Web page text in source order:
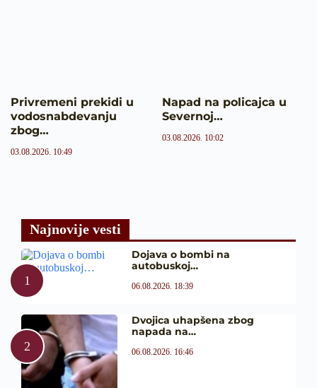
Privremeni prekidi u
vodosnabdevanju
zbog…
03.08.2026. 10:49
Napad na policajca u
Severnoj…
03.08.2026. 10:02
Najnovije vesti
Dojava o bombi na
autobuskoj…
06.08.2026. 18:39
Dvojica uhapšena zbog
napada na…
06.08.2026. 16:46